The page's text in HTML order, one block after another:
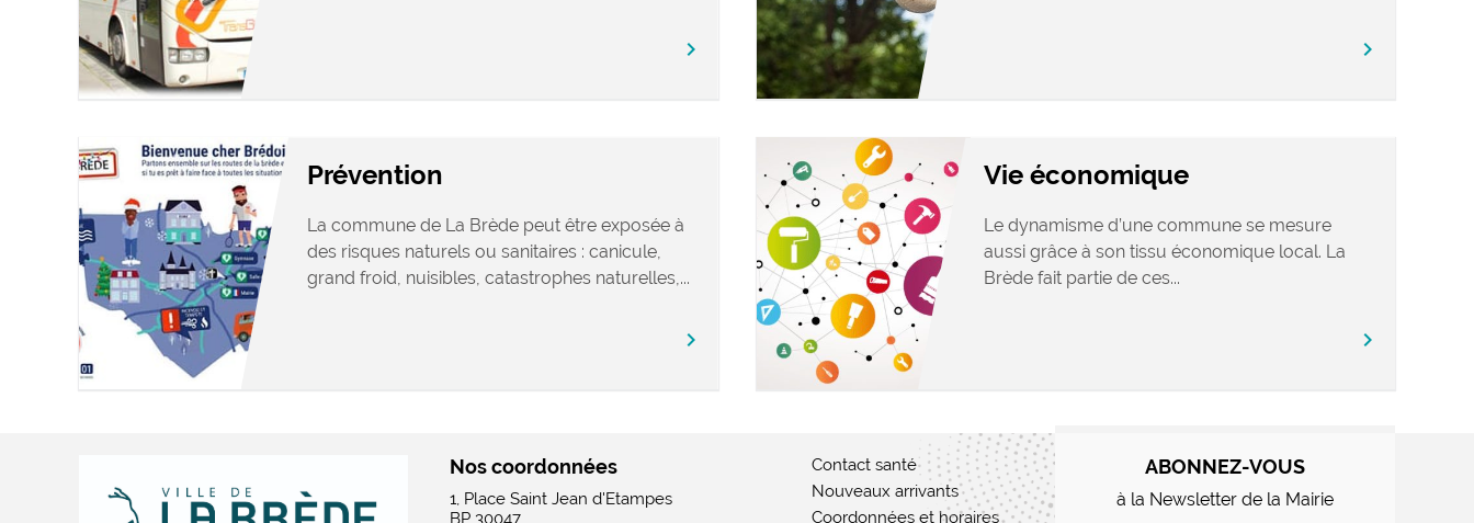
chevron_right chevron_right
Prévention
La commune de La Brède peut être exposée à
des risques naturels ou sanitaires : canicule,
grand froid, nuisibles, catastrophes naturelles,...
chevron_right
Vie économique
Le dynamisme d’une commune se mesure
aussi grâce à son tissu économique local. La
Brède fait partie de ces...
chevron_right
Nos coordonnées
1, Place Saint Jean d'Etampes
Contact santé
Nouveaux arrivants
Coordonnées et horaires
ABONNEZ-VOUS
à la Newsletter de la Mairie